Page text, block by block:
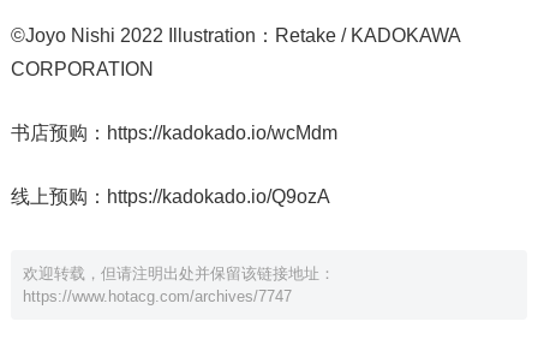
©Joyo Nishi 2022 Illustration：Retake / KADOKAWA
CORPORATION
书店预购：https://kadokado.io/wcMdm
线上预购：https://kadokado.io/Q9ozA
欢迎转载，但请注明出处并保留该链接地址：
https://www.hotacg.com/archives/7747